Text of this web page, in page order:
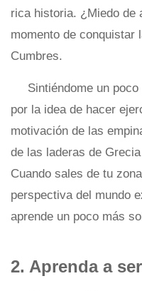
rica historia. ¿Miedo de
momento de conquistar
Cumbres.
Sintiéndome un
por la idea de hacer
motivación de las
de las laderas de
Cuando sales de tu
perspectiva del mundo
aprende un poco más
2. Aprenda a